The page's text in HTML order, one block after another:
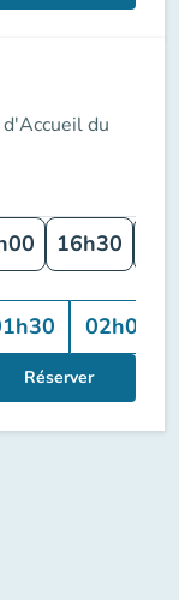
du
16h30
02h00
Réserver